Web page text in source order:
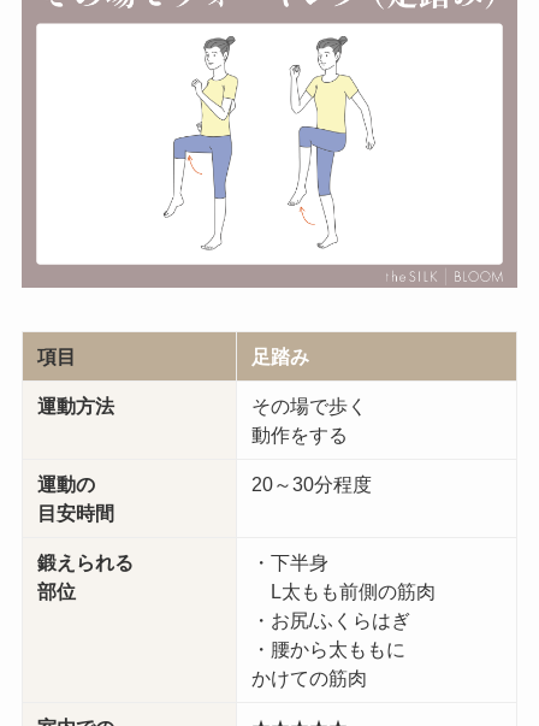
項目 足踏み
運動方法
その場で歩く
動作をする
運動の
目安時間
20～30分程度
鍛えられる
部位
・下半身
L太もも前側の筋肉
・お尻/ふくらはぎ
・腰から太ももに
かけての筋肉